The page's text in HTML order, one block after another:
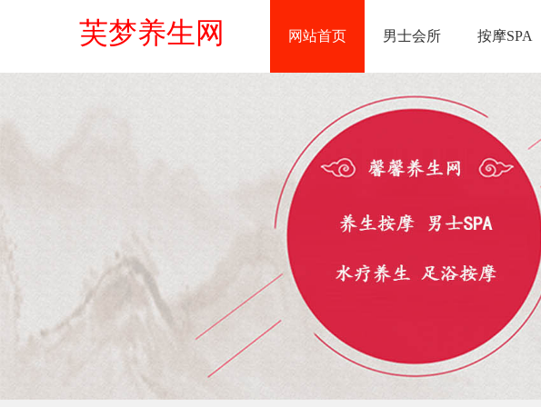
芙梦养生网 网站首页 男士会所 按摩SPA